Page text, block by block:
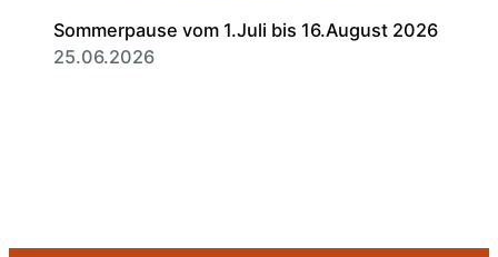
Sommerpause vom 1.Juli bis 16.August 2026
25.06.2026